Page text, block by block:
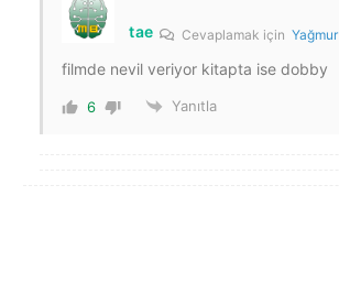
tae Cevaplamak içinYağmur
filmde nevil veriyor kitapta ise dobby
6 Yanıtla